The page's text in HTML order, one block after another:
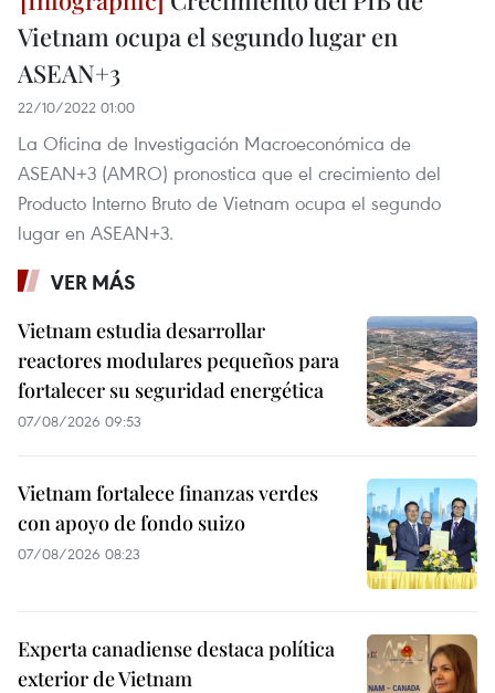
Vietnam ocupa el segundo lugar en
ASEAN+3
22/10/2022 01:00
La Oficina de Investigación Macroeconómica de
ASEAN+3 (AMRO) pronostica que el crecimiento del
Producto Interno Bruto de Vietnam ocupa el segundo
lugar en ASEAN+3.
VER MÁS
Vietnam estudia desarrollar
reactores modulares pequeños para
fortalecer su seguridad energética
07/08/2026 09:53
Vietnam fortalece finanzas verdes
con apoyo de fondo suizo
07/08/2026 08:23
Experta canadiense destaca política
exterior de Vietnam